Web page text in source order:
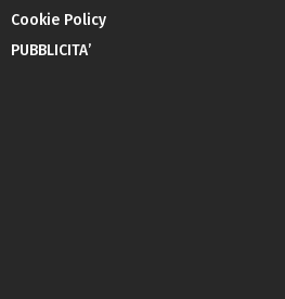
Cookie Policy
PUBBLICITA’